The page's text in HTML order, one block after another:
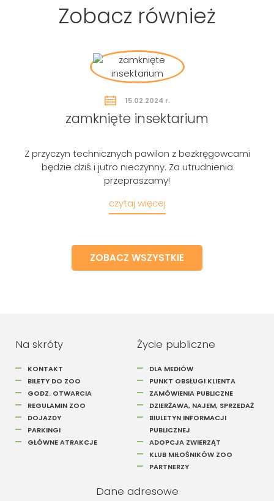
Zobacz również
15.02.2024 r.
zamknięte insektarium
Z przyczyn technicznych pawilon z bezkręgowcami
będzie dziś i jutro nieczynny. Za utrudnienia
przepraszamy!
czytaj więcej
ZOBACZ WSZYSTKIE
Na skróty
KONTAKT
BILETY DO ZOO
GODZ. OTWARCIA
REGULAMIN ZOO
DOJAZDY
PARKINGI
GŁÓWNE ATRAKCJE
Życie publiczne
DLA MEDIÓW
PUNKT OBSŁUGI KLIENTA
ZAMÓWIENIA PUBLICZNE
DZIERŻAWA, NAJEM, SPRZEDAŻ
BIULETYN INFORMACJI
PUBLICZNEJ
ADOPCJA ZWIERZĄT
KLUB MIŁOŚNIKÓW ZOO
PARTNERZY
Dane adresowe